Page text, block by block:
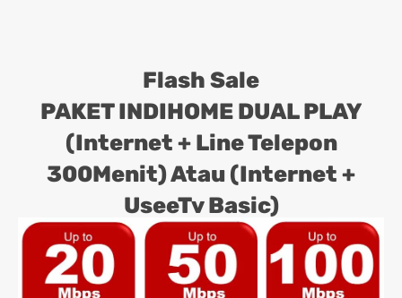
Flash Sale
PAKET INDIHOME DUAL PLAY
(Internet + Line Telepon
300Menit) Atau (Internet +
UseeTv Basic)